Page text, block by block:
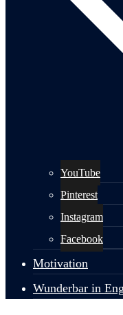
YouTube
Pinterest
Instagram
Facebook
Motivation
Wunderbar in